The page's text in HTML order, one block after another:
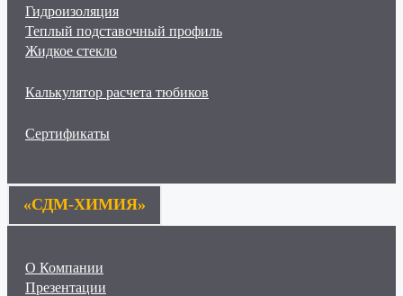
Гидроизоляция
Теплый подставочный профиль
Жидкое стекло
Калькулятор расчета тюбиков
Сертификаты
«СДМ-ХИМИЯ»
О Компании
Презентации